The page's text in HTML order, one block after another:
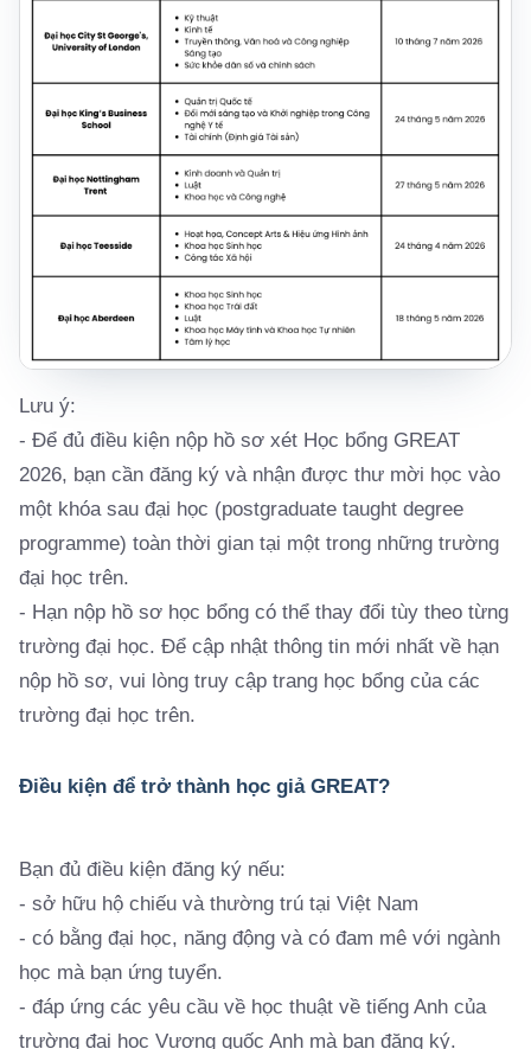
Lưu ý:
- Để đủ điều kiện nộp hồ sơ xét Học bổng GREAT
2026, bạn cần đăng ký và nhận được thư mời học vào
một khóa sau đại học (postgraduate taught degree
programme) toàn thời gian tại một trong những trường
đại học trên.
- Hạn nộp hồ sơ học bổng có thể thay đổi tùy theo từng
trường đại học. Để cập nhật thông tin mới nhất về hạn
nộp hồ sơ, vui lòng truy cập trang học bổng của các
trường đại học trên.
Điều kiện để trở thành học giả GREAT?
Bạn đủ điều kiện đăng ký nếu:
- sở hữu hộ chiếu và thường trú tại Việt Nam
- có bằng đại học, năng động và có đam mê với ngành
học mà bạn ứng tuyển.
- đáp ứng các yêu cầu về học thuật về tiếng Anh của
trường đại học Vương quốc Anh mà bạn đăng ký.